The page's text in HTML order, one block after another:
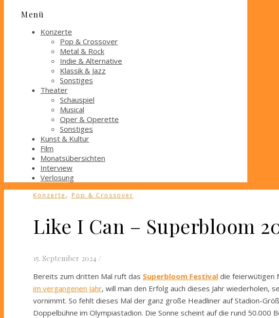
Menü
Konzerte
Pop & Crossover
Metal & Rock
Indie & Alternative
Klassik & Jazz
Sonstiges
Theater
Schauspiel
Musical
Oper & Operette
Sonstiges
Kunst & Kultur
Film
Monatsübersichten
Interview
Verlosung
Konzerte , Pop & Crossover
Like I Can – Superbloom
15. September 2024 /
Bereits zum dritten Mal ruft das Superbloom Festival die feierwütigen
im vergangenen Jahr, will man den Erfolg auch dieses Jahr
vornimmt. So fehlt dieses Mal der ganz große Headliner auf Stadion-
Doppelbühne im Olympiastadion. Die Sonne scheint auf die rund